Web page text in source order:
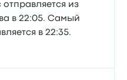
из
в 22:05. Самый
в 22:35.